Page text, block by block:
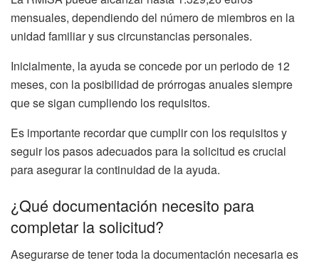
mensuales, dependiendo del número de miembros en la
unidad familiar y sus circunstancias personales.
Inicialmente, la ayuda se concede por un periodo de 12
meses, con la posibilidad de prórrogas anuales siempre
que se sigan cumpliendo los requisitos.
Es importante recordar que cumplir con los requisitos y
seguir los pasos adecuados para la solicitud es crucial
para asegurar la continuidad de la ayuda.
¿Qué documentación necesito para
completar la solicitud?
Asegurarse de tener toda la documentación necesaria es